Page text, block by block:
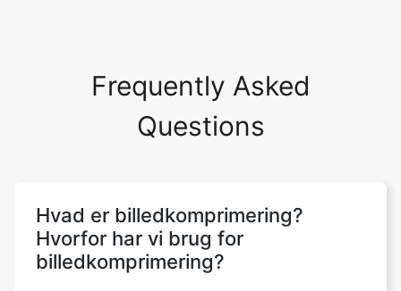
Hvad er billedkomprimering?
Billedkomprimering sigter mod at eliminere
billeddata redundans og irrelevans for at
gemme eller overføre data mere effektivt.